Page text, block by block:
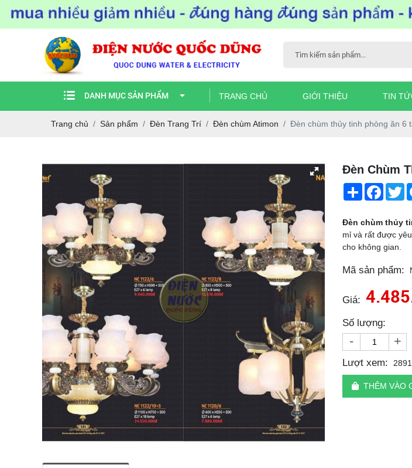
DANH MỤC SẢN PHẨM TRANG CHỦ GIỚI THIỆU TIN
Trang chủ Sản phẩm Đèn Trang Trí Đèn chùm Atimon Đèn chùm thủy tinh phòng ăn 6
Đèn Chùm
Share
Đèn chùm thủy
mỉ và rất được
cho không gian.
Mã sản phẩm:
Giá:
Số lượng:
- +
Lượt xem: 2891
THÊM VÀO